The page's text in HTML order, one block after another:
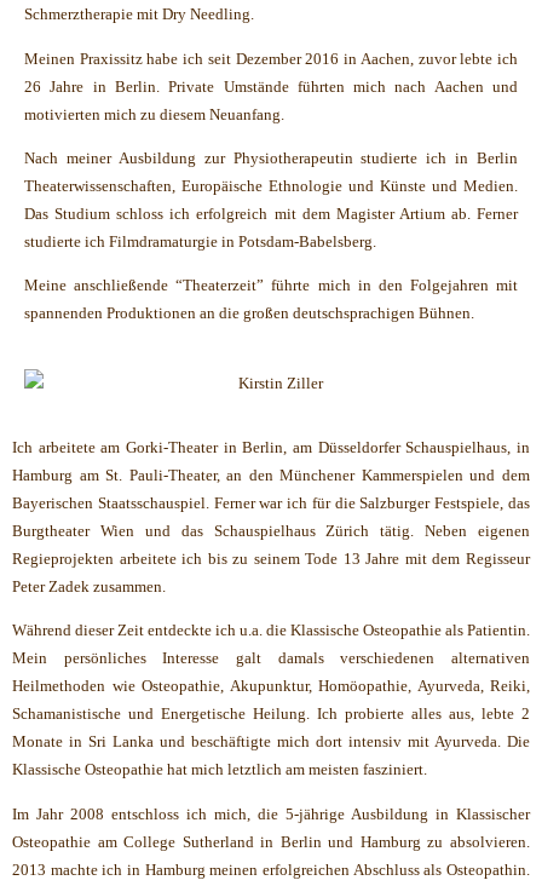
Schmerztherapie mit Dry Needling.
Meinen Praxissitz habe ich seit Dezember 2016 in Aachen, zuvor lebte ich
26 Jahre in Berlin. Private Umstände führten mich nach Aachen und
motivierten mich zu diesem Neuanfang.
Nach meiner Ausbildung zur Physiotherapeutin studierte ich in Berlin
Theaterwissenschaften, Europäische Ethnologie und Künste und Medien.
Das Studium schloss ich erfolgreich mit dem Magister Artium ab. Ferner
studierte ich Filmdramaturgie in Potsdam-Babelsberg.
Meine anschließende “Theaterzeit” führte mich in den Folgejahren mit
spannenden Produktionen an die großen deutschsprachigen Bühnen.
Ich arbeitete am Gorki-Theater in Berlin, am Düsseldorfer Schauspielhaus, in
Hamburg am St. Pauli-Theater, an den Münchener Kammerspielen und dem
Bayerischen Staatsschauspiel. Ferner war ich für die Salzburger Festspiele, das
Burgtheater Wien und das Schauspielhaus Zürich tätig. Neben eigenen
Regieprojekten arbeitete ich bis zu seinem Tode 13 Jahre mit dem Regisseur
Peter Zadek zusammen.
Während dieser Zeit entdeckte ich u.a. die Klassische Osteopathie als Patientin.
Mein persönliches Interesse galt damals verschiedenen alternativen
Heilmethoden wie Osteopathie, Akupunktur, Homöopathie, Ayurveda, Reiki,
Schamanistische und Energetische Heilung. Ich probierte alles aus, lebte 2
Monate in Sri Lanka und beschäftigte mich dort intensiv mit Ayurveda. Die
Klassische Osteopathie hat mich letztlich am meisten fasziniert.
Im Jahr 2008 entschloss ich mich, die 5-jährige Ausbildung in Klassischer
Osteopathie am College Sutherland in Berlin und Hamburg zu absolvieren.
2013 machte ich in Hamburg meinen erfolgreichen Abschluss als Osteopathin.